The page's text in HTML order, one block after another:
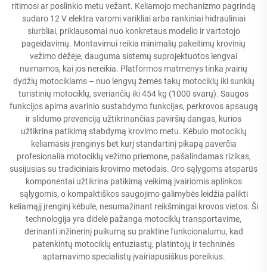
ritimosi ar poslinkio metu vežant. Keliamojo mechanizmo pagrindą
sudaro 12 V elektra varomi varikliai arba rankiniai hidrauliniai
siurbliai, priklausomai nuo konkretaus modelio ir vartotojo
pageidavimų. Montavimui reikia minimalių pakeitimų krovinių
vežimo dėžėje, dauguma sistemų suprojektuotos lengvai
nuimamos, kai jos nereikia. Platformos matmenys tinka įvairių
dydžių motociklams – nuo lengvų žemės takų motociklų iki sunkių
turistinių motociklų, sveriančių iki 454 kg (1000 svarų). Saugos
funkcijos apima avarinio sustabdymo funkcijas, perkrovos apsaugą
ir slidumo prevenciją užtikrinančias paviršių dangas, kurios
užtikrina patikimą stabdymą krovimo metu. Kėbulo motociklų
keliamasis įrenginys bet kurį standartinį pikapą paverčia
profesionalia motociklų vežimo priemone, pašalindamas rizikas,
susijusias su tradiciniais krovimo metodais. Oro sąlygoms atsparūs
komponentai užtikrina patikimą veikimą įvairiomis aplinkos
sąlygomis, o kompaktiškos saugojimo galimybės leidžia palikti
keliamąjį įrenginį kėbule, nesumažinant reikšmingai krovos vietos. Ši
technologija yra didelė pažanga motociklų transportavime,
derinanti inžinerinį puikumą su praktine funkcionalumu, kad
patenkintų motociklų entuziastų, platintojų ir techninės
aptarnavimo specialistų įvairiapusiškus poreikius.